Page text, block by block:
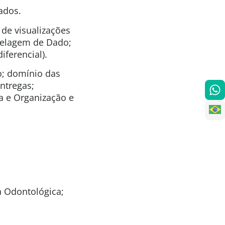
.
visualizações
de Dado;
domínio das
e Organização e
Odontológica;